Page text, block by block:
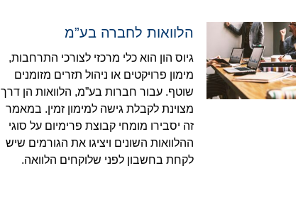
הלוואות לחברה בע”מ
גיוס הון הוא כלי מרכזי לצורכי התרחבות,
מימון פרויקטים או ניהול תזרים מזומנים
שוטף. עבור חברות בע”מ, הלוואות הן דרך
מצוינת לקבלת גישה למימון זמין. במאמר
זה יסבירו מומחי קבוצת פרימיום על סוגי
ההלוואות השונים ויציגו את הגורמים שיש
לקחת בחשבון לפני שלוקחים הלוואה.